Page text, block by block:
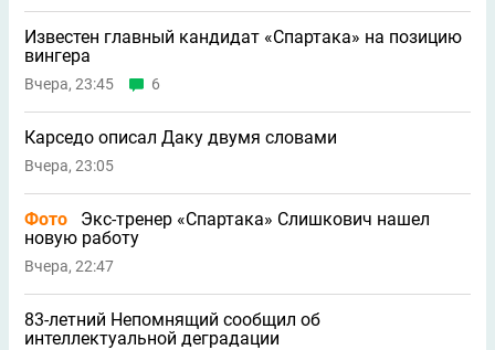
Известен главный кандидат «Спартака» на позицию
вингера
Вчера, 23:45 6
Карседо описал Даку двумя словами
Вчера, 23:05
Фото
Экс-тренер «Спартака» Слишкович нашел
новую работу
Вчера, 22:47
83-летний Непомнящий сообщил об
интеллектуальной деградации